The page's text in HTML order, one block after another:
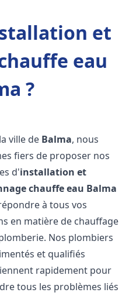
et
eau
?
ville de Balma, nous
fiers de proposer nos
d'installation et
chauffe eau Balma
à tous vos
en matière de chauffage
Nos plombiers
et qualifiés
rapidement pour
tous les problèmes liés